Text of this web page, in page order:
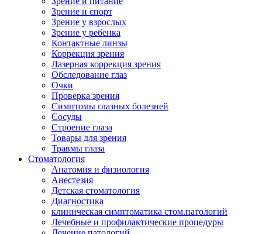
Зрение и спорт
Зрение у взрослых
Зрение у ребенка
Контактные линзы
Коррекция зрения
Лазерная коррекция зрения
Обследование глаз
Очки
Проверка зрения
Симптомы глазных болезней
Сосуды
Строение глаза
Товары для зрения
Травмы глаза
Стоматология
Анатомия и физиология
Анестезия
Детская стоматология
Диагностика
клиническая симптоматика стом.патологий
Лечебные и профилактические процедуры